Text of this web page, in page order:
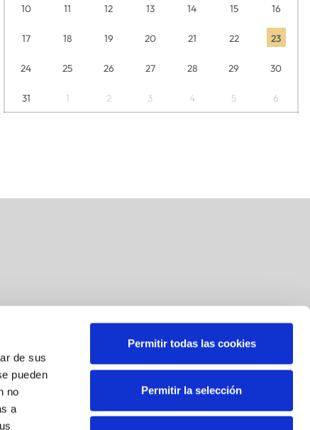
de sus
pueden
no
a
Permitir todas las cookies
Permitir la selección
10 11 12 13 14 15 16
17 18 19 20 21 22 23
24 25 26 27 28 29 30
31 1 2 3 4 5 6
Suscríbete a nuestra newsletter
Correo*
Al suscribirse, usted consiente el tratamiento de sus datos